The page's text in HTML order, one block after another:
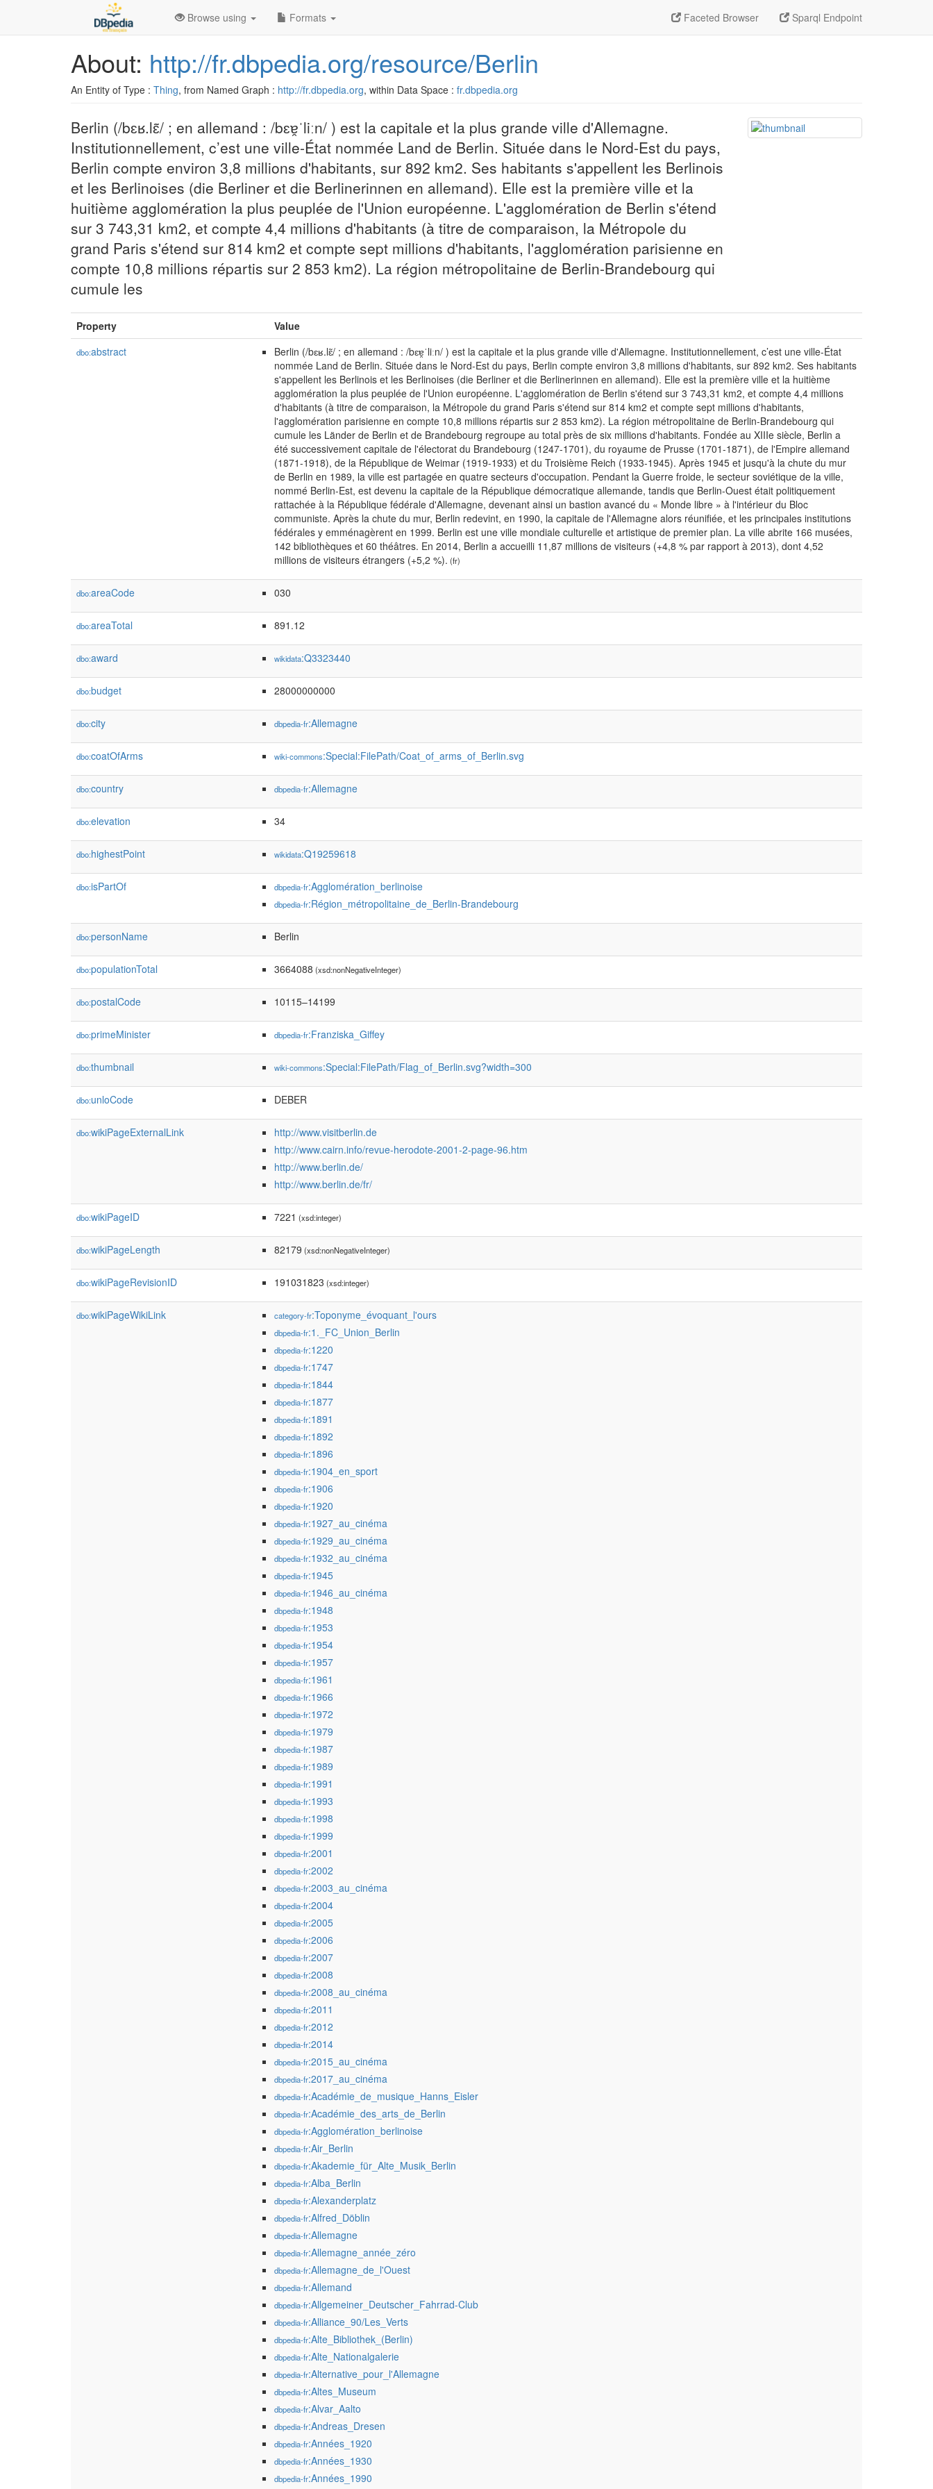
Faceted Browser Sparql Endpoint
Browse using Formats
About: http://fr.dbpedia.org/resource/Berlin
An Entity of Type : Thing, from Named Graph : http://fr.dbpedia.org, within Data Space : fr.dbpedia.org
Berlin (/bɛʁ.lɛ̃/ ; en allemand : /bɛɐ̯ˈliːn/ ) est la capitale et la plus grande ville d'Allemagne.
Institutionnellement, c’est une ville-État nommée Land de Berlin. Située dans le Nord-Est du pays,
Berlin compte environ 3,8 millions d'habitants, sur 892 km2. Ses habitants s'appellent les Berlinois
et les Berlinoises (die Berliner et die Berlinerinnen en allemand). Elle est la première ville et la
huitième agglomération la plus peuplée de l'Union européenne. L'agglomération de Berlin s'étend
sur 3 743,31 km2, et compte 4,4 millions d'habitants (à titre de comparaison, la Métropole du
grand Paris s'étend sur 814 km2 et compte sept millions d'habitants, l'agglomération parisienne en
compte 10,8 millions répartis sur 2 853 km2). La région métropolitaine de Berlin-Brandebourg qui
cumule les
Property Value
dbo:abstract
Berlin (/bɛʁ.lɛ̃/ ; en allemand : /bɛɐ̯ˈliːn/ ) est la capitale et la plus grande ville d'Allemagne. Institutionnellement, c’est une ville-État
nommée Land de Berlin. Située dans le Nord-Est du pays, Berlin compte environ 3,8 millions d'habitants, sur 892 km2. Ses habitants
s'appellent les Berlinois et les Berlinoises (die Berliner et die Berlinerinnen en allemand). Elle est la première ville et la huitième
agglomération la plus peuplée de l'Union européenne. L'agglomération de Berlin s'étend sur 3 743,31 km2, et compte 4,4 millions
d'habitants (à titre de comparaison, la Métropole du grand Paris s'étend sur 814 km2 et compte sept millions d'habitants,
l'agglomération parisienne en compte 10,8 millions répartis sur 2 853 km2). La région métropolitaine de Berlin-Brandebourg qui
cumule les Länder de Berlin et de Brandebourg regroupe au total près de six millions d'habitants. Fondée au XIIIe siècle, Berlin a
été successivement capitale de l'électorat du Brandebourg (1247-1701), du royaume de Prusse (1701-1871), de l'Empire allemand
(1871-1918), de la République de Weimar (1919-1933) et du Troisième Reich (1933-1945). Après 1945 et jusqu'à la chute du mur
de Berlin en 1989, la ville est partagée en quatre secteurs d'occupation. Pendant la Guerre froide, le secteur soviétique de la ville,
nommé Berlin-Est, est devenu la capitale de la République démocratique allemande, tandis que Berlin-Ouest était politiquement
rattachée à la République fédérale d'Allemagne, devenant ainsi un bastion avancé du « Monde libre » à l'intérieur du Bloc
communiste. Après la chute du mur, Berlin redevint, en 1990, la capitale de l'Allemagne alors réunifiée, et les principales institutions
fédérales y emménagèrent en 1999. Berlin est une ville mondiale culturelle et artistique de premier plan. La ville abrite 166 musées,
142 bibliothèques et 60 théâtres. En 2014, Berlin a accueilli 11,87 millions de visiteurs (+4,8 % par rapport à 2013), dont 4,52
millions de visiteurs étrangers (+5,2 %). (fr)
dbo:areaCode 030
dbo:areaTotal 891.12
dbo:award wikidata:Q3323440
dbo:budget 28000000000
dbo:city dbpedia-fr:Allemagne
dbo:coatOfArms wiki-commons:Special:FilePath/Coat_of_arms_of_Berlin.svg
dbo:country dbpedia-fr:Allemagne
dbo:elevation 34
dbo:highestPoint wikidata:Q19259618
dbo:isPartOf dbpedia-fr:Agglomération_berlinoise
dbpedia-fr:Région_métropolitaine_de_Berlin-Brandebourg
dbo:personName Berlin
dbo:populationTotal 3664088 (xsd:nonNegativeInteger)
dbo:postalCode 10115–14199
dbo:primeMinister dbpedia-fr:Franziska_Giffey
dbo:thumbnail wiki-commons:Special:FilePath/Flag_of_Berlin.svg?width=300
dbo:unloCode DEBER
dbo:wikiPageExternalLink
http://www.visitberlin.de
http://www.cairn.info/revue-herodote-2001-2-page-96.htm
http://www.berlin.de/
http://www.berlin.de/fr/
dbo:wikiPageID 7221 (xsd:integer)
dbo:wikiPageLength 82179 (xsd:nonNegativeInteger)
dbo:wikiPageRevisionID 191031823 (xsd:integer)
dbo:wikiPageWikiLink category-fr:Toponyme_évoquant_l'ours
dbpedia-fr:1._FC_Union_Berlin
dbpedia-fr:1220
dbpedia-fr:1747
dbpedia-fr:1844
dbpedia-fr:1877
dbpedia-fr:1891
dbpedia-fr:1892
dbpedia-fr:1896
dbpedia-fr:1904_en_sport
dbpedia-fr:1906
dbpedia-fr:1920
dbpedia-fr:1927_au_cinéma
dbpedia-fr:1929_au_cinéma
dbpedia-fr:1932_au_cinéma
dbpedia-fr:1945
dbpedia-fr:1946_au_cinéma
dbpedia-fr:1948
dbpedia-fr:1953
dbpedia-fr:1954
dbpedia-fr:1957
dbpedia-fr:1961
dbpedia-fr:1966
dbpedia-fr:1972
dbpedia-fr:1979
dbpedia-fr:1987
dbpedia-fr:1989
dbpedia-fr:1991
dbpedia-fr:1993
dbpedia-fr:1998
dbpedia-fr:1999
dbpedia-fr:2001
dbpedia-fr:2002
dbpedia-fr:2003_au_cinéma
dbpedia-fr:2004
dbpedia-fr:2005
dbpedia-fr:2006
dbpedia-fr:2007
dbpedia-fr:2008
dbpedia-fr:2008_au_cinéma
dbpedia-fr:2011
dbpedia-fr:2012
dbpedia-fr:2014
dbpedia-fr:2015_au_cinéma
dbpedia-fr:2017_au_cinéma
dbpedia-fr:Académie_de_musique_Hanns_Eisler
dbpedia-fr:Académie_des_arts_de_Berlin
dbpedia-fr:Agglomération_berlinoise
dbpedia-fr:Air_Berlin
dbpedia-fr:Akademie_für_Alte_Musik_Berlin
dbpedia-fr:Alba_Berlin
dbpedia-fr:Alexanderplatz
dbpedia-fr:Alfred_Döblin
dbpedia-fr:Allemagne
dbpedia-fr:Allemagne_année_zéro
dbpedia-fr:Allemagne_de_l'Ouest
dbpedia-fr:Allemand
dbpedia-fr:Allgemeiner_Deutscher_Fahrrad-Club
dbpedia-fr:Alliance_90/Les_Verts
dbpedia-fr:Alte_Bibliothek_(Berlin)
dbpedia-fr:Alte_Nationalgalerie
dbpedia-fr:Alternative_pour_l'Allemagne
dbpedia-fr:Altes_Museum
dbpedia-fr:Alvar_Aalto
dbpedia-fr:Andreas_Dresen
dbpedia-fr:Années_1920
dbpedia-fr:Années_1930
dbpedia-fr:Années_1990